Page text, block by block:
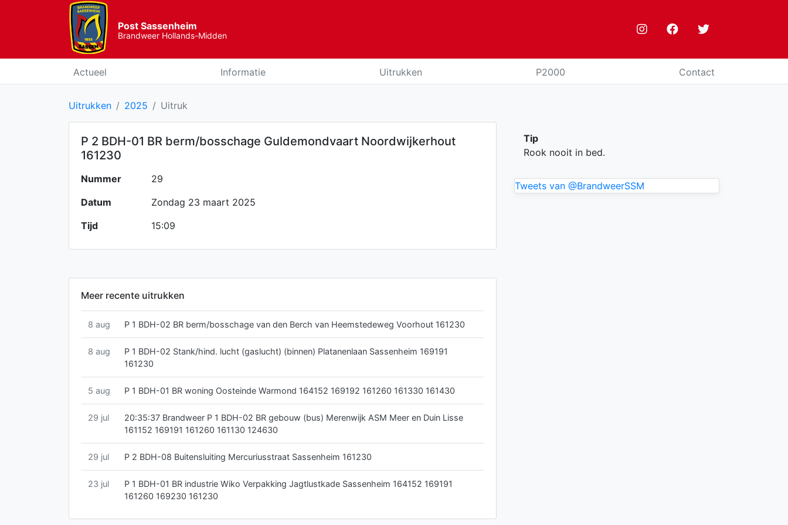
Post Sassenheim
Brandweer Hollands-Midden
Actueel Informatie Uitrukken P2000 Contact
Uitrukken 2025 Uitruk
P 2 BDH-01 BR berm/bosschage Guldemondvaart Noordwijkerhout
161230
Nummer
29
Datum
Zondag 23 maart 2025
Tijd
15:09
Meer recente uitrukken
8 aug P 1 BDH-02 BR berm/bosschage van den Berch van Heemstedeweg Voorhout 161230
8 aug
P 1 BDH-02 Stank/hind. lucht (gaslucht) (binnen) Platanenlaan Sassenheim 169191
161230
5 aug P 1 BDH-01 BR woning Oosteinde Warmond 164152 169192 161260 161330 161430
29 jul
20:35:37 Brandweer P 1 BDH-02 BR gebouw (bus) Merenwijk ASM Meer en Duin Lisse
161152 169191 161260 161130 124630
29 jul P 2 BDH-08 Buitensluiting Mercuriusstraat Sassenheim 161230
23 jul
P 1 BDH-01 BR industrie Wiko Verpakking Jagtlustkade Sassenheim 164152 169191
161260 169230 161230
Tip
Rook nooit in bed.
Tweets van @BrandweerSSM